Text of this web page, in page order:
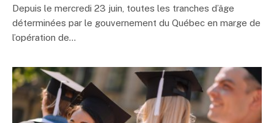
Depuis le mercredi 23 juin, toutes les tranches d’âge
déterminées par le gouvernement du Québec en marge de
l’opération de…